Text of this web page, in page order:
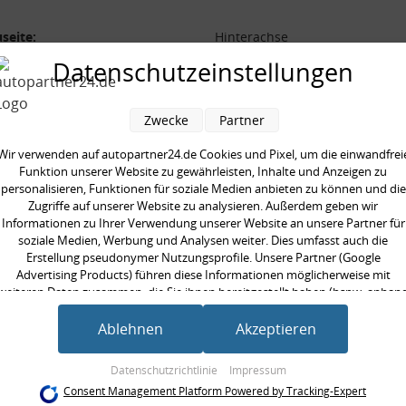
Hinterachse
Schraubenfeder
austauschen:
kauften auch
Datenschutzeinstellungen
verwenden auf autopartner24.de Cookies und Pixel, um die
Funktion unserer Website zu gewährleisten, Inhalte und Anzeigen zu
personalisieren, Funktionen für soziale Medien anbieten zu können und die
Zugriffe auf unserer Website zu analysieren. Außerdem geben wir
Informationen zu Ihrer Verwendung unserer Website an unsere Partner für
soziale Medien, Werbung und Analysen weiter. Dies umfasst auch die
Erstellung pseudonymer Nutzungsprofile. Unsere Partner (Google
Advertising Products) führen diese Informationen möglicherweise mit
Daten zusammen, die Sie ihnen bereitgestellt haben (bspw.
eines persönlichen Accounts) oder welche sie im Rahmen Ihrer Nutzung der
Dienste gesammelt haben (bspw. Nutzungsdaten anderer Geräte). Ihre
Einwilligung zur Nutzung von Cookies und Pixeln können Sie jederzeit
dort die entsprechenden Anpassungen vornehmen.
Datenschutzrichtlinie Impressum
Zwecke Partner
Ablehnen Akzeptieren
Consent Management Platform Powered by Tracking-Expert